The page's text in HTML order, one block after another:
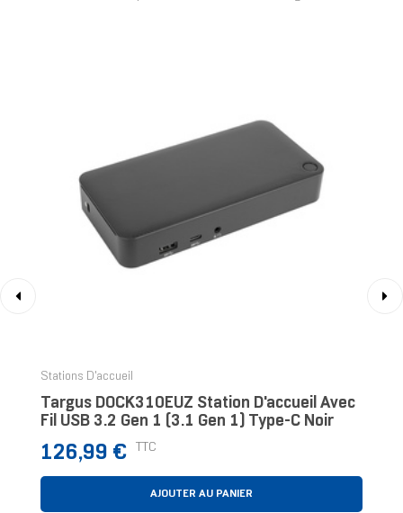
Stations D'accueil
Targus DOCK310EUZ Station D'accueil Avec
Fil USB 3.2 Gen 1 (3.1 Gen 1) Type-C Noir
Prix
126,99 € TTC
AJOUTER AU PANIER